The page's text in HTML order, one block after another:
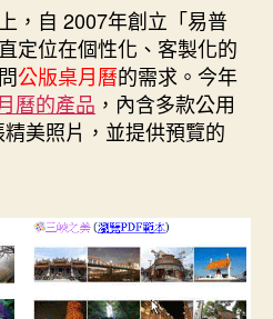
佈
日
期
，自 2007年創立「易普
定位在個性化、客製化的
公版桌月曆的需求。今年
曆的產品 ，內含多款公用
美照片，並提供預覽的